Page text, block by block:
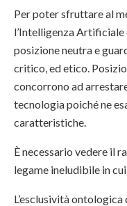
Per poter sfruttare al
l’Intelligenza
posizione neutra e
critico, ed etico.
concorrono ad
tecnologia poiché ne
caratteristiche.
È necessario vedere il
legame ineludibile in
L’esclusività ontologica